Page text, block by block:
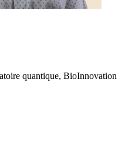
quantique, BioInnovation